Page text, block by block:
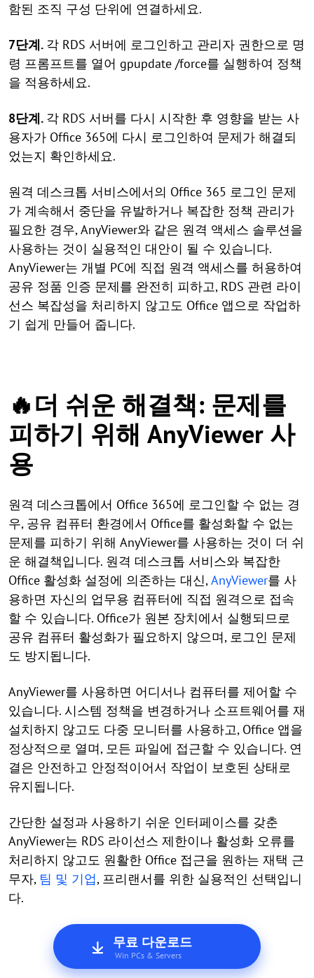
함된 조직 구성 단위에 연결하세요.
7단계. 각 RDS 서버에 로그인하고 관리자 권한으로 명
령 프롬프트를 열어 gpupdate /force를 실행하여 정책
을 적용하세요.
8단계. 각 RDS 서버를 다시 시작한 후 영향을 받는 사
용자가 Office 365에 다시 로그인하여 문제가 해결되
었는지 확인하세요.
원격 데스크톱 서비스에서의 Office 365 로그인 문제
가 계속해서 중단을 유발하거나 복잡한 정책 관리가
필요한 경우, AnyViewer와 같은 원격 액세스 솔루션을
사용하는 것이 실용적인 대안이 될 수 있습니다.
AnyViewer는 개별 PC에 직접 원격 액세스를 허용하여
공유 정품 인증 문제를 완전히 피하고, RDS 관련 라이
선스 복잡성을 처리하지 않고도 Office 앱으로 작업하
기 쉽게 만들어 줍니다.
🔥더 쉬운 해결책: 문제를
피하기 위해 AnyViewer 사
용
원격 데스크톱에서 Office 365에 로그인할 수 없는 경
우, 공유 컴퓨터 환경에서 Office를 활성화할 수 없는
문제를 피하기 위해 AnyViewer를 사용하는 것이 더 쉬
운 해결책입니다. 원격 데스크톱 서비스와 복잡한
Office 활성화 설정에 의존하는 대신,AnyViewer를 사
용하면 자신의 업무용 컴퓨터에 직접 원격으로 접속
할 수 있습니다. Office가 원본 장치에서 실행되므로
공유 컴퓨터 활성화가 필요하지 않으며, 로그인 문제
도 방지됩니다.
AnyViewer를 사용하면 어디서나 컴퓨터를 제어할 수
있습니다. 시스템 정책을 변경하거나 소프트웨어를 재
설치하지 않고도 다중 모니터를 사용하고, Office 앱을
정상적으로 열며, 모든 파일에 접근할 수 있습니다. 연
결은 안전하고 안정적이어서 작업이 보호된 상태로
유지됩니다.
간단한 설정과 사용하기 쉬운 인터페이스를 갖춘
AnyViewer는 RDS 라이선스 제한이나 활성화 오류를
처리하지 않고도 원활한 Office 접근을 원하는 재택 근
무자, 팀 및 기업, 프리랜서를 위한 실용적인 선택입니
다.
무료 다운로드
Win PCs & Servers